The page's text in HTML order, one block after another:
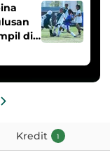
di
Kredit 1